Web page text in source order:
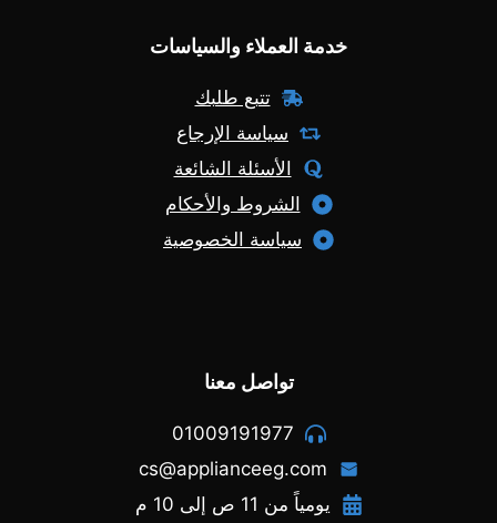
خدمة العملاء والسياسات
تتبع طلبك
سياسة الإرجاع
الأسئلة الشائعة
الشروط والأحكام
سياسة الخصوصية
تواصل معنا
01009191977
cs@applianceeg.com
يومياً من 11 ص إلى 10 م